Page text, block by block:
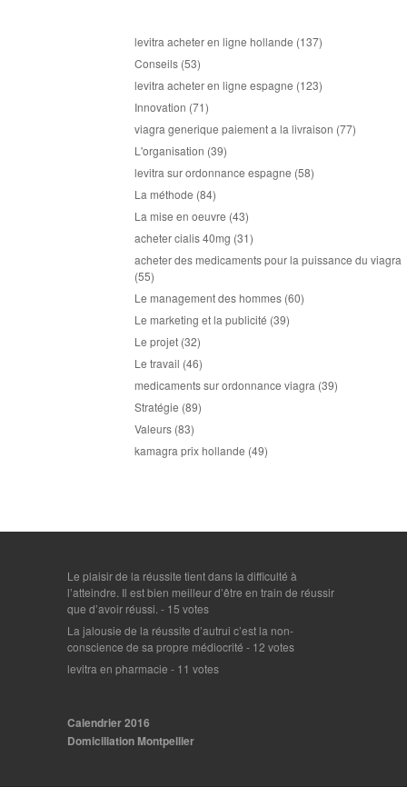
levitra acheter en ligne hollande (137)
Conseils (53)
levitra acheter en ligne espagne (123)
Innovation (71)
viagra generique paiement a la livraison (77)
L'organisation (39)
levitra sur ordonnance espagne (58)
La méthode (84)
La mise en oeuvre (43)
acheter cialis 40mg (31)
acheter des medicaments pour la puissance du viagra
(55)
Le management des hommes (60)
Le marketing et la publicité (39)
Le projet (32)
Le travail (46)
medicaments sur ordonnance viagra (39)
Stratégie (89)
Valeurs (83)
kamagra prix hollande (49)
Le plaisir de la réussite tient dans la difficulté à
l’atteindre. Il est bien meilleur d’être en train de réussir
que d’avoir réussi. - 15 votes
La jalousie de la réussite d’autrui c’est la non-
conscience de sa propre médiocrité - 12 votes
levitra en pharmacie - 11 votes
Calendrier 2016
Domiciliation Montpellier